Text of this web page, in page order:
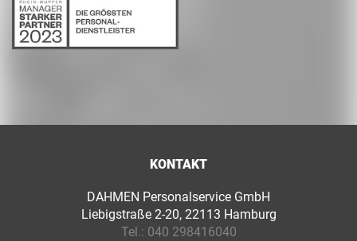
KONTAKT
DAHMEN Personalservice GmbH
Liebigstraße 2-20, 22113 Hamburg
Tel.: 040 298416040